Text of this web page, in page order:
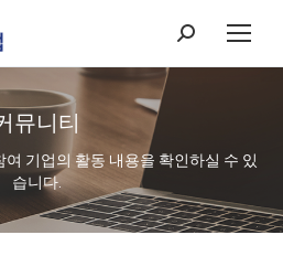
Search:
뮤니티
기업의 활동 내용을 확인하실 수 있
습니다.